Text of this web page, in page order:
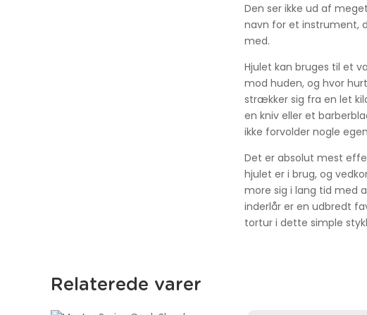
Den ser ikke ud af
navn for et instrument,
med.
Hjulet kan bruges til et
mod huden, og hvor
strækker sig fra en let
en kniv eller et
ikke forvolder nogle
Det er absolut mest
hjulet er i brug, og
more sig i lang tid med
inderlår er en udbredt
tortur i dette simple
Relaterede varer